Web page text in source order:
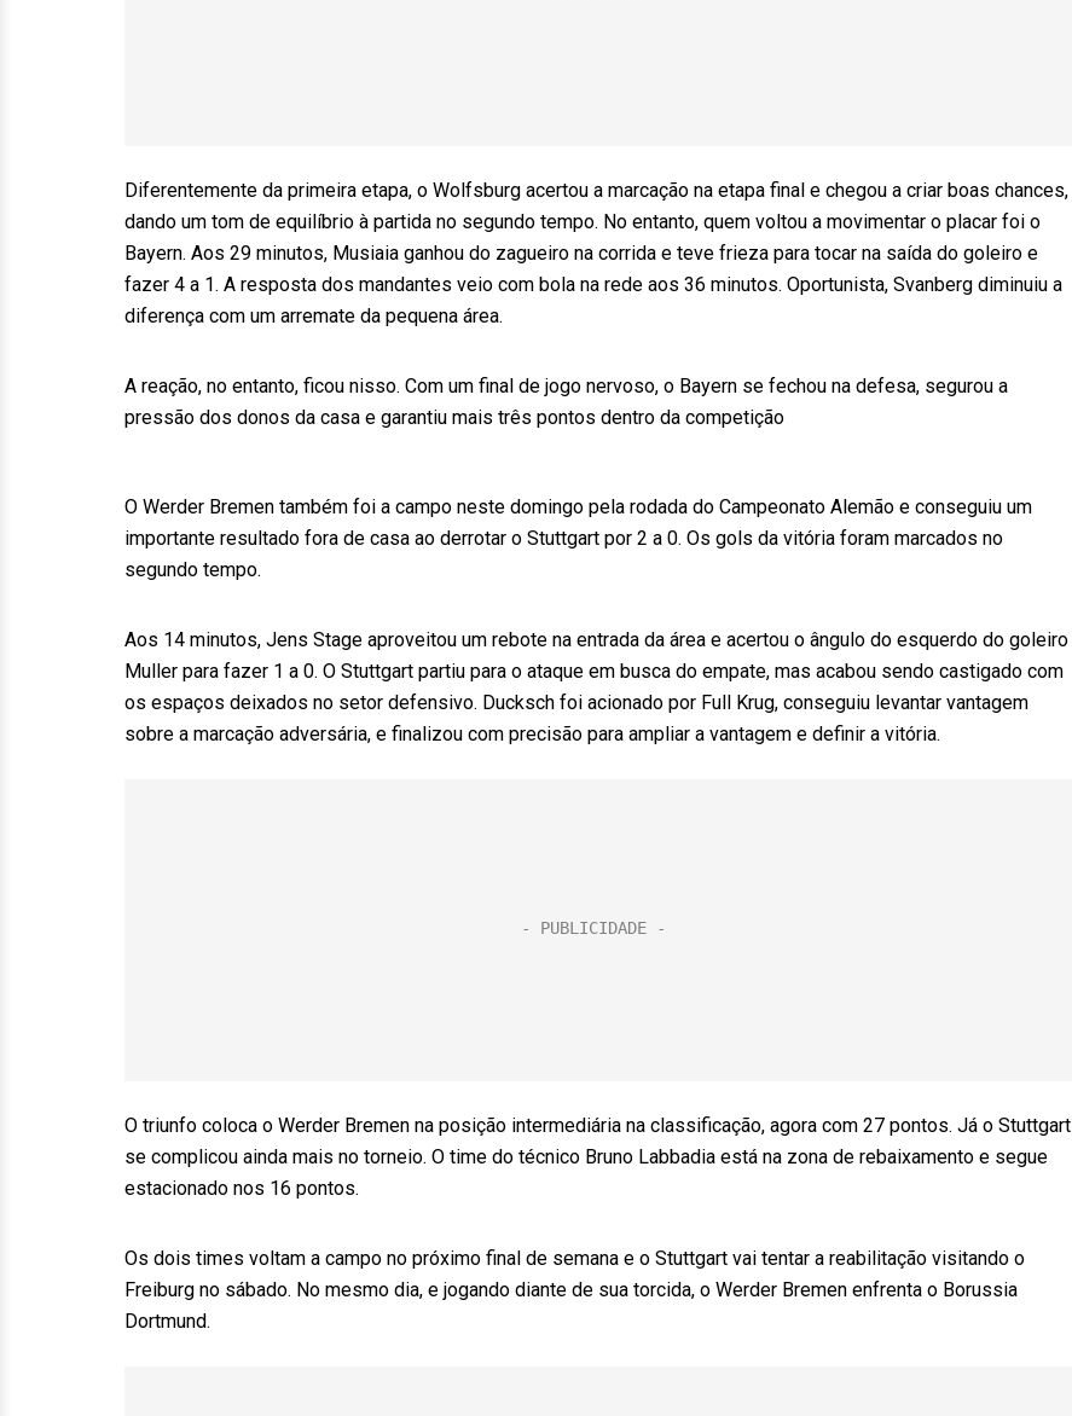
Diferentemente da primeira etapa, o Wolfsburg acertou a marcação na etapa final e chegou a criar boas chances,
dando um tom de equilíbrio à partida no segundo tempo. No entanto, quem voltou a movimentar o placar foi o
Bayern. Aos 29 minutos, Musiaia ganhou do zagueiro na corrida e teve frieza para tocar na saída do goleiro e
fazer 4 a 1. A resposta dos mandantes veio com bola na rede aos 36 minutos. Oportunista, Svanberg diminuiu a
diferença com um arremate da pequena área.
A reação, no entanto, ficou nisso. Com um final de jogo nervoso, o Bayern se fechou na defesa, segurou a
pressão dos donos da casa e garantiu mais três pontos dentro da competição
O Werder Bremen também foi a campo neste domingo pela rodada do Campeonato Alemão e conseguiu um
importante resultado fora de casa ao derrotar o Stuttgart por 2 a 0. Os gols da vitória foram marcados no
segundo tempo.
Aos 14 minutos, Jens Stage aproveitou um rebote na entrada da área e acertou o ângulo do esquerdo do goleiro
Muller para fazer 1 a 0. O Stuttgart partiu para o ataque em busca do empate, mas acabou sendo castigado com
os espaços deixados no setor defensivo. Ducksch foi acionado por Full Krug, conseguiu levantar vantagem
sobre a marcação adversária, e finalizou com precisão para ampliar a vantagem e definir a vitória.
O triunfo coloca o Werder Bremen na posição intermediária na classificação, agora com 27 pontos. Já o Stuttgart
se complicou ainda mais no torneio. O time do técnico Bruno Labbadia está na zona de rebaixamento e segue
estacionado nos 16 pontos.
Os dois times voltam a campo no próximo final de semana e o Stuttgart vai tentar a reabilitação visitando o
Freiburg no sábado. No mesmo dia, e jogando diante de sua torcida, o Werder Bremen enfrenta o Borussia
Dortmund.